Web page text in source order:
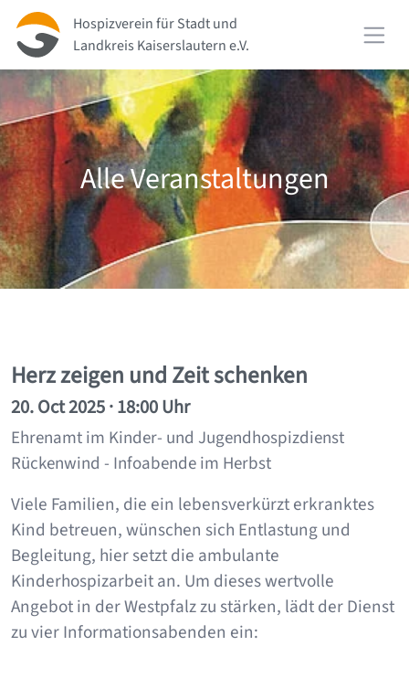
Direkt zur Hauptnavigation springen
Direkt zum Inhalt springen
Hospizverein für Stadt und
Landkreis Kaiserslautern e.V.
Alle Veranstaltungen
Herz zeigen und Zeit schenken
20. Oct 2025 · 18:00Uhr
Ehrenamt im Kinder- und Jugendhospizdienst
Rückenwind - Infoabende im Herbst
Viele Familien, die ein lebensverkürzt erkranktes
Kind betreuen, wünschen sich Entlastung und
Begleitung, hier setzt die ambulante
Kinderhospizarbeit an. Um dieses wertvolle
Angebot in der Westpfalz zu stärken, lädt der Dienst
zu vier Informationsabenden ein: